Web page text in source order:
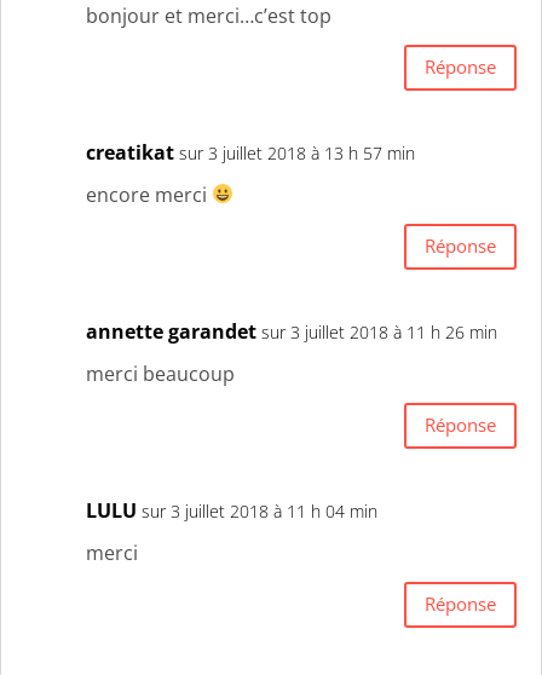
bonjour et merci…c’est top
Réponse
creatikat sur 3 juillet 2018 à 13 h 57 min
encore merci
Réponse
annette garandet sur 3 juillet 2018 à 11 h 26 min
merci beaucoup
Réponse
LULU sur 3 juillet 2018 à 11 h 04 min
merci
Réponse